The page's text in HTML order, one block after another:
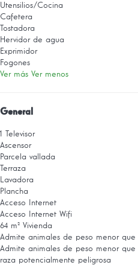
Utensilios/Cocina
Cafetera
Tostadora
Hervidor de agua
Exprimidor
Fogones
Ver más Ver menos
General
1 Televisor
Ascensor
Parcela vallada
Terraza
Lavadora
Plancha
Acceso Internet
Acceso Internet Wifi
64 m² Vivienda
Admite animales de peso menor que
Admite animales de peso menor que
raza potencialmente peligrosa